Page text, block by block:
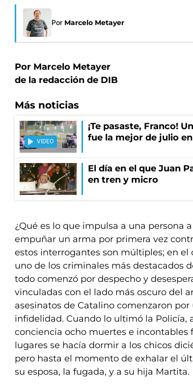
Por Marcelo Metayer
Por Marcelo Metayer
de la redacción de DIB
Más noticias
VIDEO
¡Te pasaste, Franco!
fue la mejor de julio
El día en el que Juan
en tren y micro
¿Qué es lo que impulsa a una persona
empuñar un arma por primera vez
estos interrogantes son múltiples; en el
uno de los criminales más destacados
todo comenzó por despecho y
vinculadas con el lado más oscuro del
asesinatos de Catalino comenzaron
infidelidad. Cuando lo ultimó la Policía,
conciencia ocho muertes e incontables
lugares se hacía dormir a los chicos
pero hasta el momento de exhalar el
su esposa, la fugada, y a su hija Martita.